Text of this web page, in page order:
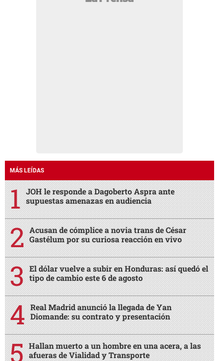
MÁS LEÍDAS
JOH le responde a Dagoberto Aspra ante
supuestas amenazas en audiencia
Acusan de cómplice a novia trans de César
Gastélum por su curiosa reacción en vivo
El dólar vuelve a subir en Honduras: así quedó el
tipo de cambio este 6 de agosto
Real Madrid anunció la llegada de Yan
Diomande: su contrato y presentación
Hallan muerto a un hombre en una acera, a las
afueras de Vialidad y Transporte